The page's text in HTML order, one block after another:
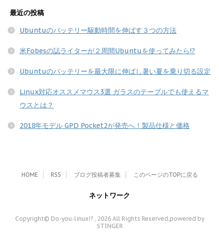
最近の投稿
Ubuntuのバッテリー駆動時間を伸ばす３つの方法
米Fobesの誌ライターが２周間Ubuntuを使ってみたら!?
Ubuntuのバッテリーを最大限に伸ばし暑い夏を乗り切る設定
Linux対応オススメマウス3選 ガラスのテーブルでも使えるマ
ウスとは？
2018年モデル GPD Pocket2が発売へ！製品仕様と価格
HOME RSS ブログ投稿者募集 このページのTOPに戻る
ネットワーク
Copyright© Do-you-linux!? , 2026 All Rights Reserved.powered by
STINGER